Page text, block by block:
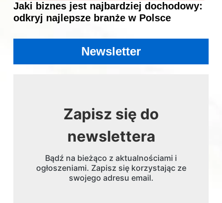
Jaki biznes jest najbardziej dochodowy:
odkryj najlepsze branże w Polsce
Newsletter
Zapisz się do
newslettera
Bądź na bieżąco z aktualnościami i
ogłoszeniami. Zapisz się korzystając ze
swojego adresu email.